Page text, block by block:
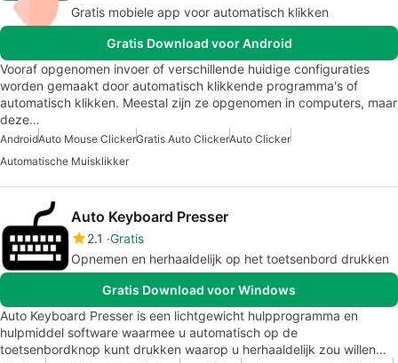
Gratis mobiele app voor automatisch klikken
Gratis Download voor Android
Vooraf opgenomen invoer of verschillende huidige configuraties
worden gemaakt door automatisch klikkende programma's of
automatisch klikken. Meestal zijn ze opgenomen in computers, maar
deze…
AndroidAuto Mouse ClickerGratis Auto ClickerAuto Clicker
Automatische Muisklikker
Auto Keyboard Presser
2.1 Gratis
Opnemen en herhaaldelijk op het toetsenbord drukken
Gratis Download voor Windows
Auto Keyboard Presser is een lichtgewicht hulpprogramma en
hulpmiddel software waarmee u automatisch op de
toetsenbordknop kunt drukken waarop u herhaaldelijk zou willen…